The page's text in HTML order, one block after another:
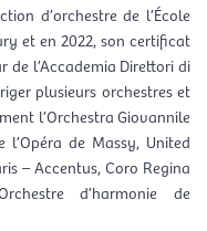
d’orchestre de l’École
et en 2022, son certificat
l’Accademia Direttori di
plusieurs orchestres et
l’Orchestra Giovannile
l’Opéra de Massy, United
– Accentus, Coro Regina
d’harmonie de